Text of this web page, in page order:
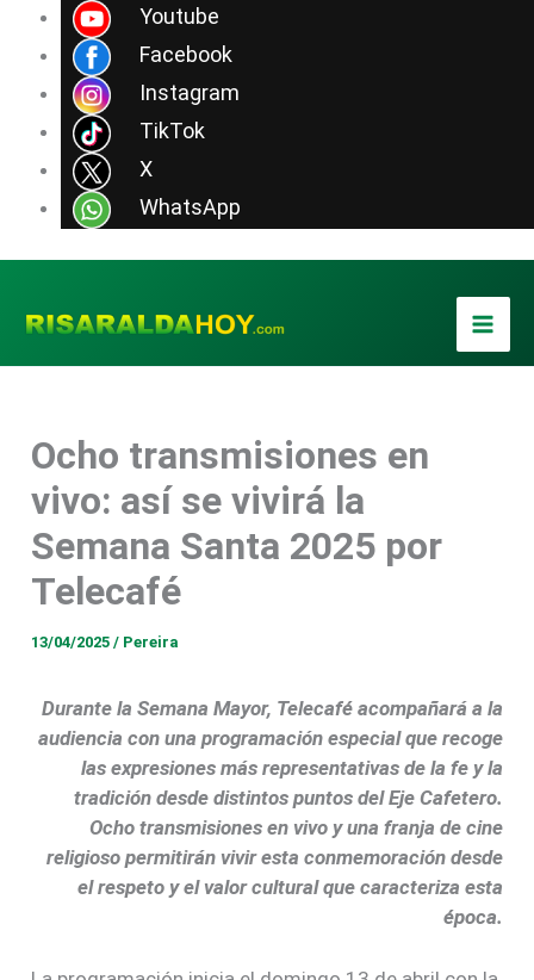
Youtube
Facebook
Instagram
TikTok
X
WhatsApp
contenido
Ocho transmisiones en
vivo: así se vivirá la
Semana Santa 2025 por
Telecafé
13/04/2025/ Pereira
Durante la Semana Mayor, Telecafé acompañará a la
audiencia con una programación especial que recoge
las expresiones más representativas de la fe y la
tradición desde distintos puntos del Eje Cafetero.
Ocho transmisiones en vivo y una franja de cine
religioso permitirán vivir esta conmemoración desde
el respeto y el valor cultural que caracteriza esta
época.